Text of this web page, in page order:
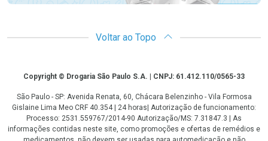
Voltar ao Topo
CopyrightCopyright © Drogaria São Paulo S.A. | CNPJ: 61.412.110/0565-33
São Paulo - SP: Avenida Renata, 60, Chácara Belenzinho - Vila Formosa
Gislaine Lima Meo CRF 40.354 | 24 horas| Autorização de funcionamento:
Processo: 2531.559767/2014-90 Autorização/MS: 7.31847.3 | As
informações contidas neste site, como promoções e ofertas de remédios e